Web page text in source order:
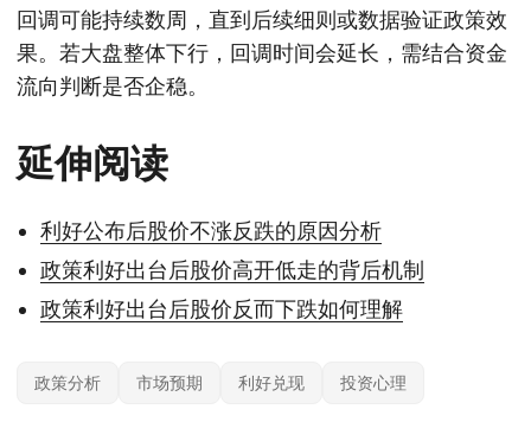
回调可能持续数周，直到后续细则或数据验证政策效
果。若大盘整体下行，回调时间会延长，需结合资金
流向判断是否企稳。
延伸阅读
利好公布后股价不涨反跌的原因分析
政策利好出台后股价高开低走的背后机制
政策利好出台后股价反而下跌如何理解
政策分析 市场预期 利好兑现 投资心理